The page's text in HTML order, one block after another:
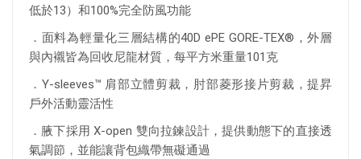
低於13）和100%完全防風功能
．面料為輕量化三層結構的40D ePE GORE-TEX®，外層
與內襯皆為回收尼龍材質，每平方米重量101克
．Y-sleeves™ 肩部立體剪裁，肘部菱形接片剪裁，提昇
戶外活動靈活性
．腋下採用 X-open 雙向拉鍊設計，提供動態下的直接透
氣調節，並能讓背包織帶無礙通過